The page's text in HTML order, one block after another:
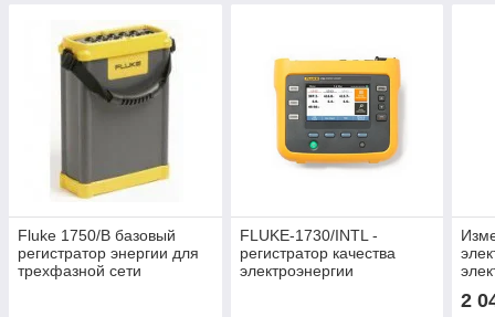
Fluke 1750/B базовый
регистратор энергии для
трехфазной сети
FLUKE-1730/INTL -
регистратор качества
электроэнергии
2